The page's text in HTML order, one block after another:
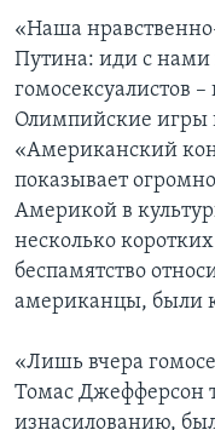
«Наша
Путина: иди с нами
гомосексуалистов
Олимпийские игры
«Американский
показывает
Америкой в
несколько
беспамятство
американцы, были
«Лишь вчера
Томас Джефферсон
изнасилованию,